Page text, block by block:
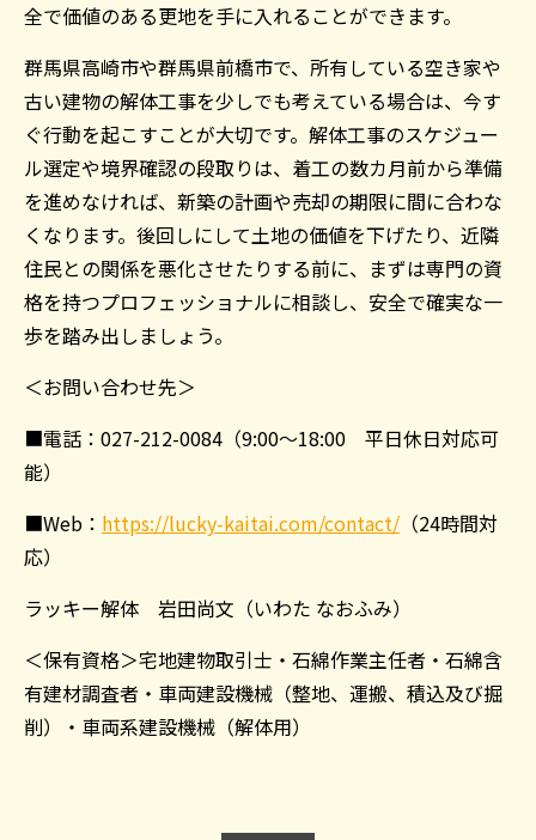
全で価値のある更地を手に入れることができます。
群馬県高崎市や群馬県前橋市で、所有している空き家や
古い建物の解体工事を少しでも考えている場合は、今す
ぐ行動を起こすことが大切です。解体工事のスケジュー
ル選定や境界確認の段取りは、着工の数カ月前から準備
を進めなければ、新築の計画や売却の期限に間に合わな
くなります。後回しにして土地の価値を下げたり、近隣
住民との関係を悪化させたりする前に、まずは専門の資
格を持つプロフェッショナルに相談し、安全で確実な一
歩を踏み出しましょう。
＜お問い合わせ先＞
■電話：027-212-0084（9:00～18:00 平日休日対応可
能）
■Web： https://lucky-kaitai.com/contact/ （24時間対
応）
ラッキー解体 岩田尚文（いわた なおふみ）
＜保有資格＞宅地建物取引士・石綿作業主任者・石綿含
有建材調査者・車両建設機械（整地、運搬、積込及び掘
削）・車両系建設機械（解体用）